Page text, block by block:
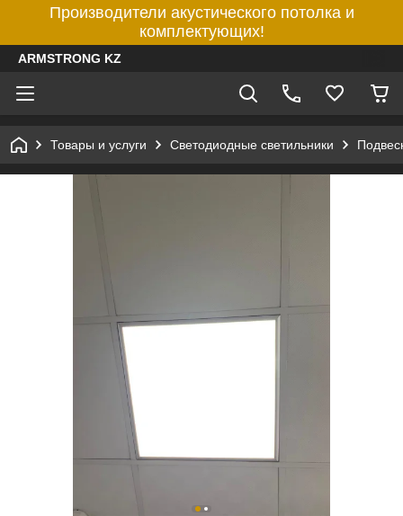
Производители акустического потолка и
комплектующих!
ARMSTRONG KZ
Товары и услуги Светодиодные светильники